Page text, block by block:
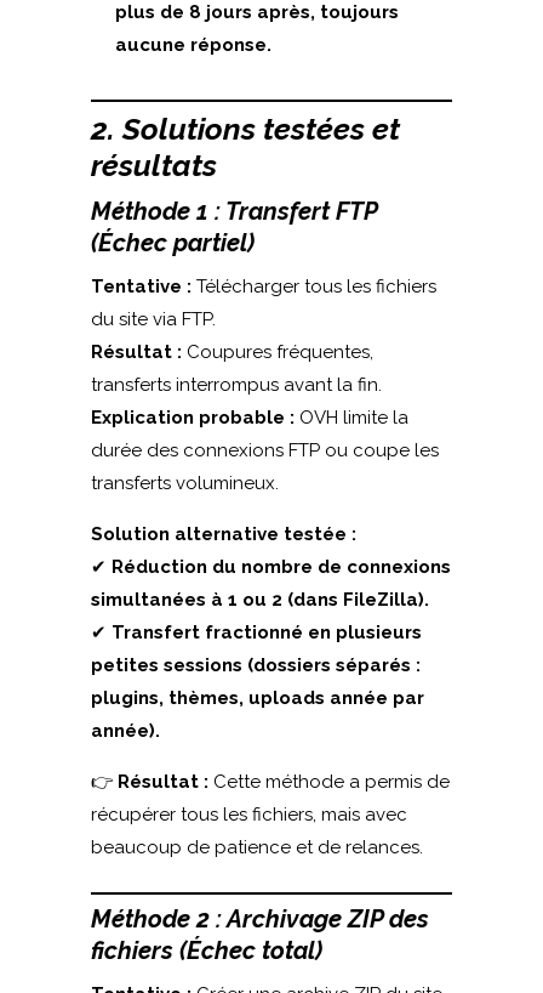
plus de 8 jours après, toujours
aucune réponse.
2. Solutions testées et
résultats
Méthode 1 : Transfert FTP
(Échec partiel)
Tentative : Télécharger tous les fichiers
du site via FTP.
Résultat : Coupures fréquentes,
transferts interrompus avant la fin.
Explication probable : OVH limite la
durée des connexions FTP ou coupe les
transferts volumineux.
Solution alternative testée :
✔ Réduction du nombre de connexions
simultanées à 1 ou 2 (dans FileZilla).
✔ Transfert fractionné en plusieurs
petites sessions (dossiers séparés :
plugins, thèmes, uploads année par
année).
👉 Résultat : Cette méthode a permis de
récupérer tous les fichiers, mais avec
beaucoup de patience et de relances.
Méthode 2 : Archivage ZIP des
fichiers (Échec total)